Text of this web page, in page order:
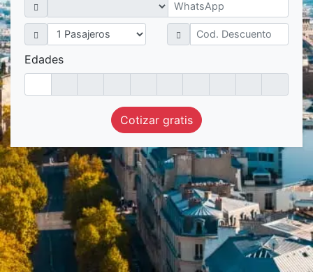
Edades
Cotizar gratis